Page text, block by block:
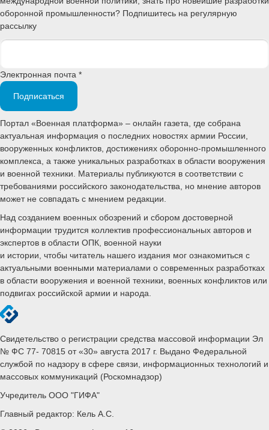
оборонной промышленности? Подпишитесь на регулярную
рассылку
Электронная почта *
Подписаться
Портал «Военная платформа» – онлайн газета, где собрана
актуальная информация о последних новостях армии России,
вооруженных конфликтов, достижениях оборонно-промышленного
комплекса, а также уникальных разработках в области вооружения
и военной техники. Материалы публикуются в соответствии с
требованиями российского законодательства, но мнение авторов
может не совпадать с мнением редакции.
Над созданием военных обозрений и сбором достоверной
информации трудится коллектив профессиональных авторов и
экспертов в области ОПК, военной науки
и истории, чтобы читатель нашего издания мог ознакомиться с
актуальными военными материалами о современных разработках
в области вооружения и военной техники, военных конфликтов или
подвигах российской армии и народа.
Свидетельство о регистрации средства массовой информации Эл
№ ФС 77- 70815 от «30» августа 2017 г. Выдано Федеральной
службой по надзору в сфере связи, информационных технологий и
массовых коммуникаций (Роскомнадзор)
Учредитель ООО "ГИФА"
Главный редактор: Кель А.С.